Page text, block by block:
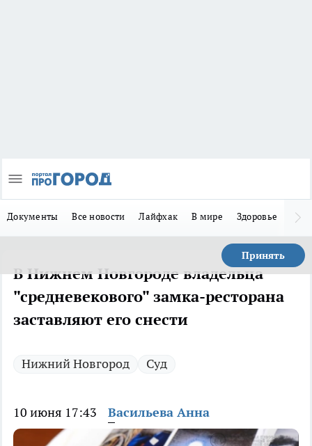
Документы Все новости Лайфхак В мире Здоровье
Принять
В Нижнем Новгороде владельца
"средневекового" замка-ресторана
заставляют его снести
Нижний Новгород Суд
10 июня 17:43 Васильева Анна